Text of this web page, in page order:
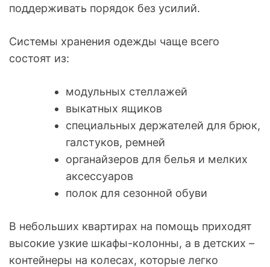
поддерживать порядок без усилий.
Системы хранения одежды чаще всего
состоят из:
модульных стеллажей
выкатных ящиков
специальных держателей для брюк,
галстуков, ремней
органайзеров для белья и мелких
аксессуаров
полок для сезонной обуви
В небольших квартирах на помощь приходят
высокие узкие шкафы-колонны, а в детских –
контейнеры на колесах, которые легко